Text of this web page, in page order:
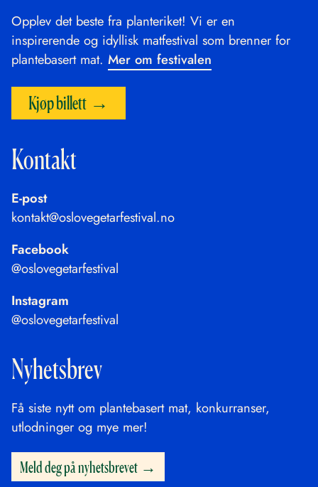
Opplev det beste fra planteriket! Vi er en
inspirerende og idyllisk matfestival som brenner for
plantebasert mat. Mer om festivalen
Kjøp billett
Kontakt
E-post
kontakt@oslovegetarfestival.no
Facebook
@oslovegetarfestival
Instagram
@oslovegetarfestival
Nyhetsbrev
Få siste nytt om plantebasert mat, konkurranser,
utlodninger og mye mer!
Meld deg på nyhetsbrevet